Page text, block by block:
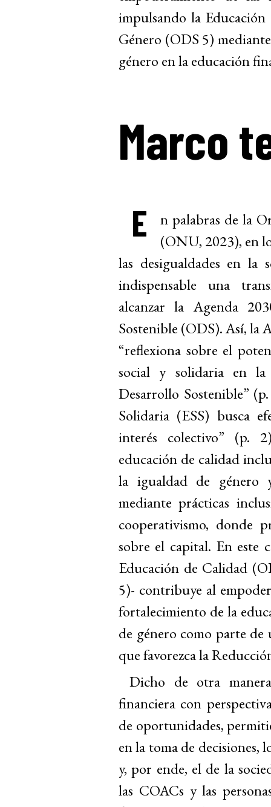
impulsando la
Género (ODS 5)
género en la educación
Marco
E
n palabras de la
(ONU, 2023), en
las desigualdades en la
indispensable una
alcanzar la Agenda
Sostenible (ODS). Así, la
“reflexiona sobre el
social y solidaria en
Desarrollo Sostenible”
Solidaria (ESS) busca
interés colectivo” (p.
educación de calidad
la igualdad de género
mediante prácticas
cooperativismo, donde
sobre el capital. En este
Educación de Calidad
5)- contribuye al
fortalecimiento de la
de género como parte de
que favorezca la
Dicho de otra
financiera con
de oportunidades,
en la toma de decisiones,
y, por ende, el de la
las COACs y las